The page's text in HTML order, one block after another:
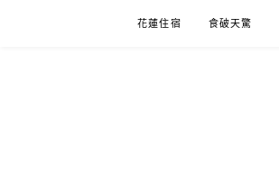
花蓮住宿 食破天驚